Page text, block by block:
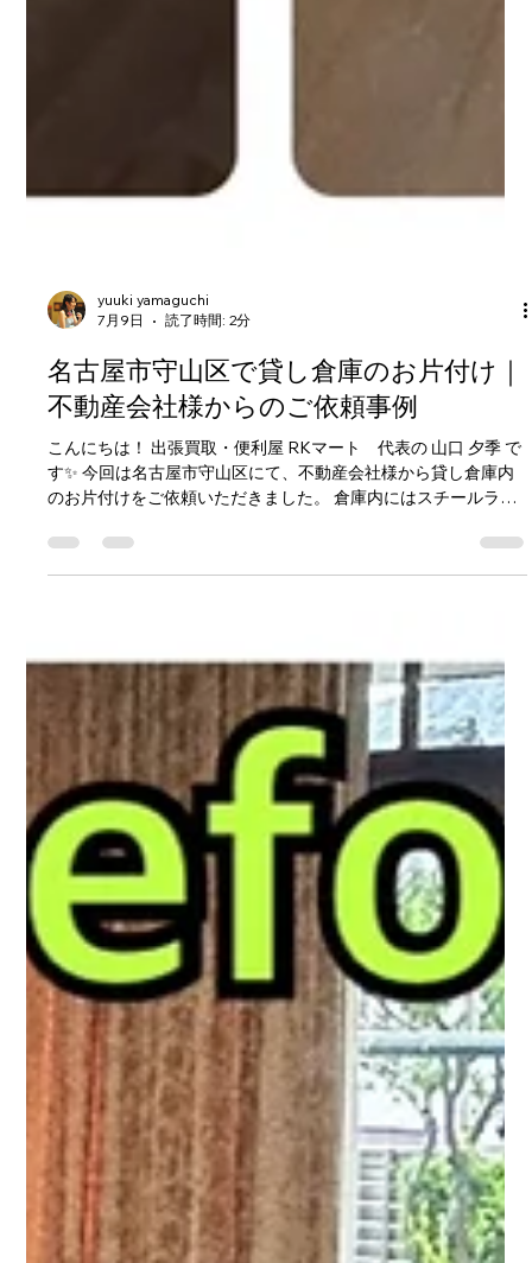
yuuki yamaguchi
7月9日
読了時間: 2分
名古屋市守山区で貸し倉庫のお片付け｜
不動産会社様からのご依頼事例
クや保管品などが残っていましたが、退去・次の利用に向けて
すべて撤去させていただきました。 スタッフ5名でスピーディー
に対応 事前に現地確認を行い、搬出経路や作業手順を共有。 当
日はスタッフ5名で対応し、約2時間30分で作業が完了しまし
た。 事前の段取りとチームワークにより、安全かつスムーズに
搬出を進めることができました。 貸し倉庫・事務所・店舗のお
片付けもお任せください 貸し倉庫やテナントは、退去期限が決
まっているケースが多く、 倉庫内の残置物整理 スチールラック
など大型備品の搬出 事務所・店舗の片付け 解体前・売却前のお
片付け など、短期間での対応が求められることも少なくありま
せん。 RKマートでは、現地確認から作業まで迅速に対応いたし
ます。 買取できるものは査定して費用負担を軽減 倉庫や事務所
のお片付けでは、家具・家電・工具・オフィス用品など、買取
できるものが見つ